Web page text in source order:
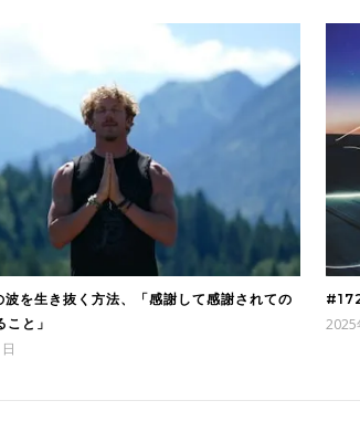
を生き抜く方法、「感謝して感謝されての
と」
2025